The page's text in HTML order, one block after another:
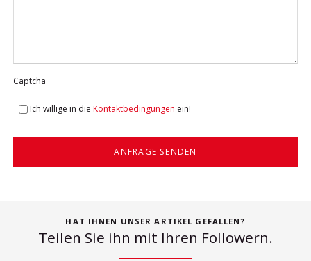
Captcha
Ich willige in die Kontaktbedingungen ein!
ANFRAGE SENDEN
HAT IHNEN UNSER ARTIKEL GEFALLEN?
Teilen Sie ihn mit Ihren Followern.